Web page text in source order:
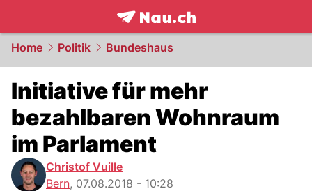
frontpage.NAU.ch
Home Politik Bundeshaus
Initiative für mehr
bezahlbaren Wohnraum
im Parlament
Christof Vuille
Bern, 07.08.2018 - 10:28